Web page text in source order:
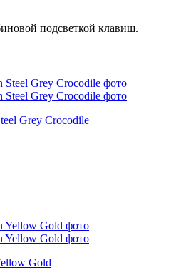
подсветкой клавиш.
Grey Crocodile
Gold